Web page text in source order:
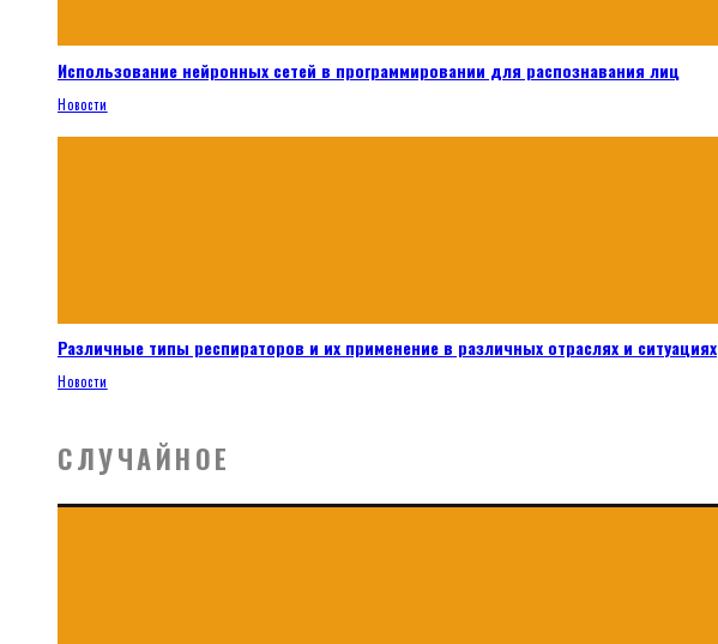
Использование нейронных сетей в программировании для распознавания лиц
Новости
Различные типы респираторов и их применение в различных отраслях и ситуациях
Новости
СЛУЧАЙНОЕ